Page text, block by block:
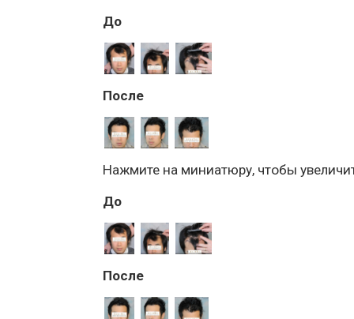
До
После
Нажмите на миниатюру, чтобы
До
После